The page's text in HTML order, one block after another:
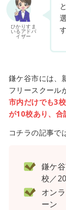
ひかりすま
いるアドバ
イザー
鎌ケ谷市には、
フリースクール
市内だけでも3
が10校あり、合
コチラの記事で
鎌ケ
校／
オン
ーン